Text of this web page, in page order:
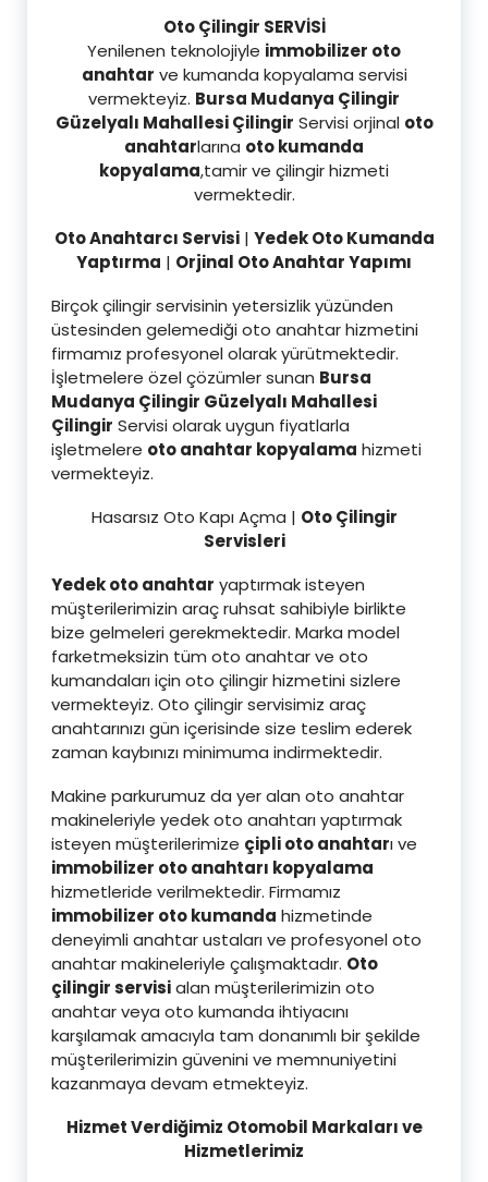
Oto Çilingir SERVİSİ
Yenilenen teknolojiyle immobilizer oto
anahtar ve kumanda kopyalama servisi
vermekteyiz. Bursa Mudanya Çilingir
Güzelyalı Mahallesi Çilingir Servisi orjinal oto
anahtarlarına oto kumanda
kopyalama,tamir ve çilingir hizmeti
vermektedir.
Oto Anahtarcı Servisi| Yedek Oto Kumanda
Yaptırma | Orjinal Oto Anahtar Yapımı
Birçok çilingir servisinin yetersizlik yüzünden
üstesinden gelemediği oto anahtar hizmetini
firmamız profesyonel olarak yürütmektedir.
İşletmelere özel çözümler sunan Bursa
Mudanya Çilingir Güzelyalı Mahallesi
Çilingir Servisi olarak uygun fiyatlarla
işletmelere oto anahtar kopyalama hizmeti
vermekteyiz.
Hasarsız Oto Kapı Açma | Oto Çilingir
Servisleri
Yedek oto anahtar yaptırmak isteyen
müşterilerimizin araç ruhsat sahibiyle birlikte
bize gelmeleri gerekmektedir. Marka model
farketmeksizin tüm oto anahtar ve oto
kumandaları için oto çilingir hizmetini sizlere
vermekteyiz. Oto çilingir servisimiz araç
anahtarınızı gün içerisinde size teslim ederek
zaman kaybınızı minimuma indirmektedir.
Makine parkurumuz da yer alan oto anahtar
makineleriyle yedek oto anahtarı yaptırmak
isteyen müşterilerimize çipli oto anahtarı ve
immobilizer oto anahtarı kopyalama
hizmetleride verilmektedir. Firmamız
immobilizer oto kumanda hizmetinde
deneyimli anahtar ustaları ve profesyonel oto
anahtar makineleriyle çalışmaktadır. Oto
çilingir servisialan müşterilerimizin oto
anahtar veya oto kumanda ihtiyacını
karşılamak amacıyla tam donanımlı bir şekilde
müşterilerimizin güvenini ve memnuniyetini
kazanmaya devam etmekteyiz.
Hizmet Verdiğimiz Otomobil Markaları ve
Hizmetlerimiz